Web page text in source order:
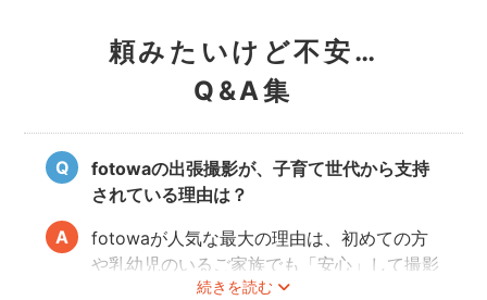
頼みたいけど不安…
Q&A集
fotowaの出張撮影が、子育て世代から支持
されている理由は？
続きを読む
fotowaが人気な最大の理由は、初めての方
や乳幼児のいるご家族でも「安心」して撮影
を楽しんでいただけることです。